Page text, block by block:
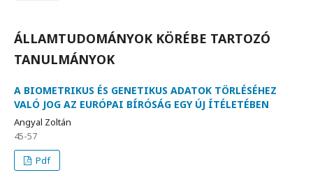
ÁLLAMTUDOMÁNYOK KÖRÉBE TARTOZÓ
TANULMÁNYOK
A BIOMETRIKUS ÉS GENETIKUS ADATOK TÖRLÉSÉHEZ
VALÓ JOG AZ EURÓPAI BÍRÓSÁG EGY ÚJ ÍTÉLETÉBEN
Angyal Zoltán
45-57
Pdf